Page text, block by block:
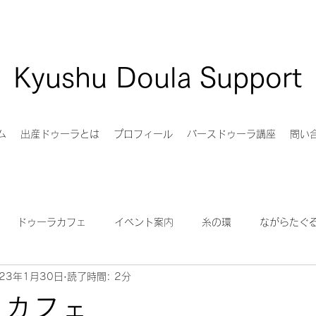
Kyushu Doula Support
出産ドゥーラとは プロフィール バースドゥーラ講座 問い
ドゥーラカフェ イベント案内 糸の環 ながらたぐ
サポート バースアート
フェ
年1月30日 読了時間: 2分